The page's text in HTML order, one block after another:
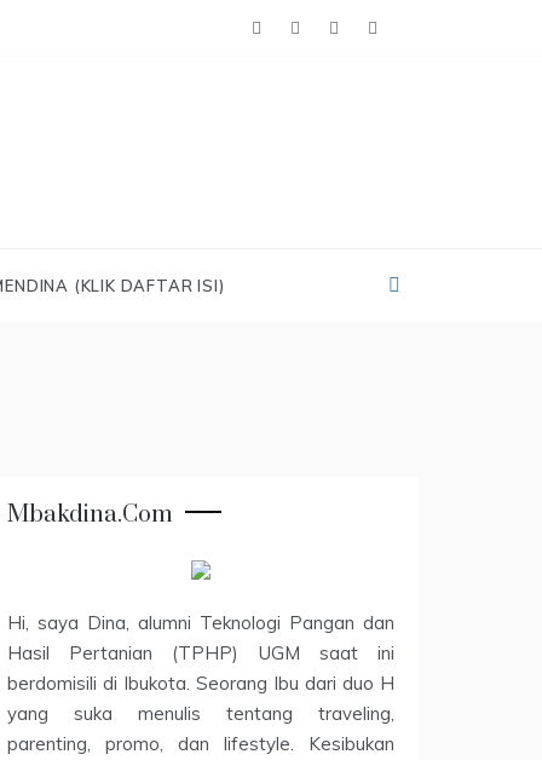
(KLIK DAFTAR ISI)
Mbakdina.com
Hi, saya Dina, alumni Teknologi Pangan dan
Hasil Pertanian (TPHP) UGM saat ini
berdomisili di Ibukota. Seorang Ibu dari duo H
yang suka menulis tentang traveling,
parenting, promo, dan lifestyle. Kesibukan